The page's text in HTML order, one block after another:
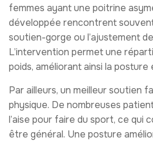
femmes ayant une poitrine
développée rencontrent
soutien-gorge ou l’ajustement
L’intervention permet une
poids, améliorant ainsi la
Par ailleurs, un meilleur soutien
physique. De nombreuses
l’aise pour faire du sport, ce qui
être général. Une posture